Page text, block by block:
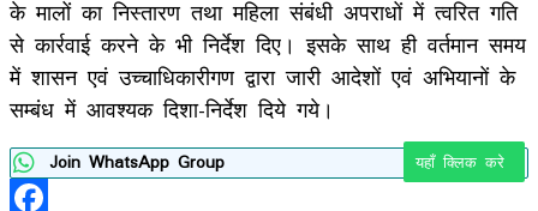
के मालों का निस्तारण तथा महिला संबंधी अपराधों में त्वरित गति
से कार्रवाई करने के भी निर्देश दिए। इसके साथ ही वर्तमान समय
में शासन एवं उच्चाधिकारीगण द्वारा जारी आदेशों एवं अभियानों के
सम्बंध में आवश्यक दिशा-निर्देश दिये गये।
Join WhatsApp Group यहाँ क्लिक करे